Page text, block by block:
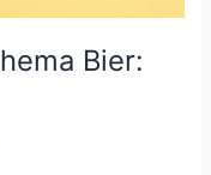
Bier: